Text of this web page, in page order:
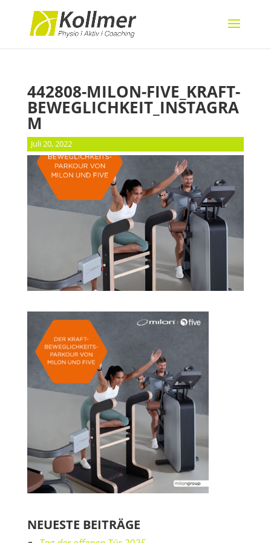
442808-MILON-FIVE_KRAFT-
BEWEGLICHKEIT_INSTAGRA
M
Juli 20, 2022
NEUESTE BEITRÄGE